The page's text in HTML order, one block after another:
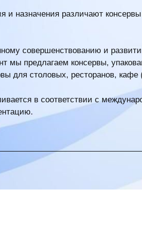
и назначения различают
совершенствованию и
мы предлагаем консервы,
для столовых, ресторанов, кафе
в соответствии с